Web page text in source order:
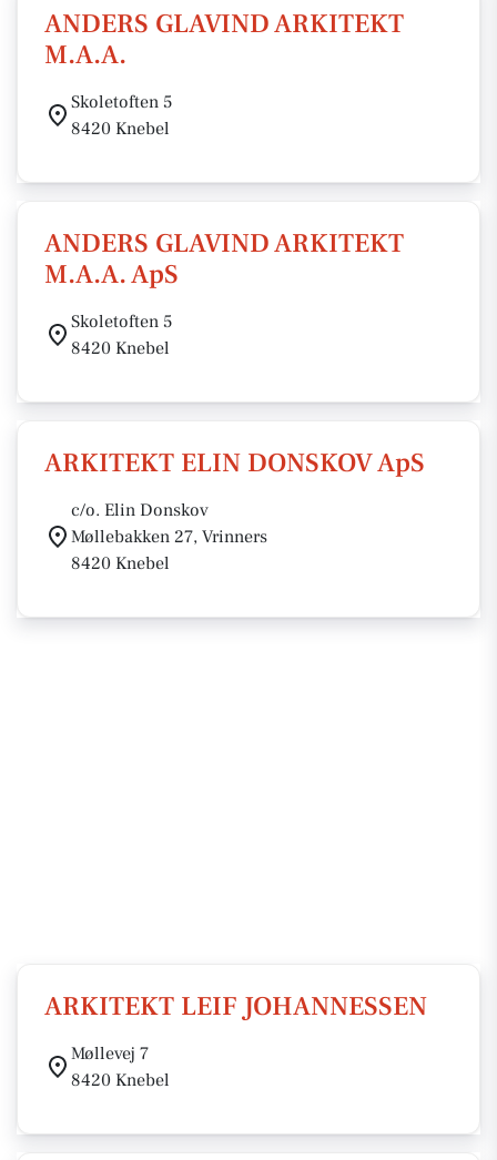
ANDERS GLAVIND ARKITEKT
M.A.A.
Skoletoften 5
8420 Knebel
ANDERS GLAVIND ARKITEKT
M.A.A. ApS
Skoletoften 5
8420 Knebel
ARKITEKT ELIN DONSKOV ApS
c/o. Elin Donskov
Møllebakken 27, Vrinners
8420 Knebel
ARKITEKT LEIF JOHANNESSEN
Møllevej 7
8420 Knebel